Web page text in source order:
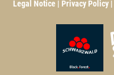
Legal Notice| Privacy Policy|